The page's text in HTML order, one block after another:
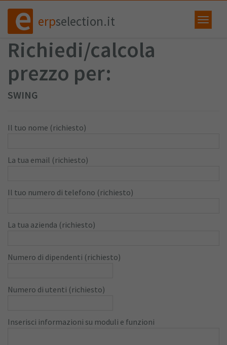
erpselection.it
Richiedi/calcola
prezzo per:
SWING
Il tuo nome (richiesto)
La tua email (richiesto)
Il tuo numero di telefono (richiesto)
La tua azienda (richiesto)
Numero di dipendenti (richiesto)
Numero di utenti (richiesto)
Inserisci informazioni su moduli e funzioni